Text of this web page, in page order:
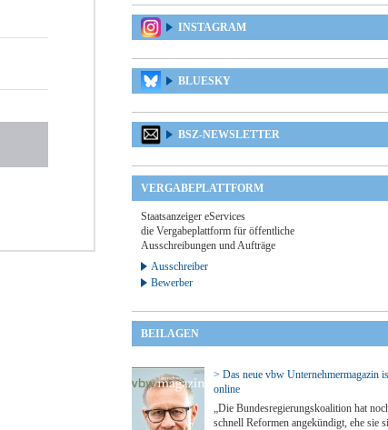
INSTAGRAM
BLUESKY
BSZ-NEWSLETTER
VERGABEPLATTFORM
Staatsanzeiger eServices
die Vergabeplattform für öffentliche
Ausschreibungen und Aufträge
Ausschreiber
Bewerber
BEILAGEN
> Das neue vbw Unternehmermagazin
online
„Die Bundesregierungskoalition hat
schnell Reformen angekündigt, ehe sie